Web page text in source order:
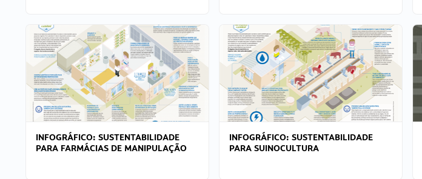
INFOGRÁFICO: SUSTENTABILIDADE
PARA FARMÁCIAS DE MANIPULAÇÃO
INFOGRÁFICO: SUSTENTABILIDADE
PARA SUINOCULTURA